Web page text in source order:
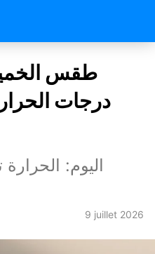
درجات
9 juillet 2026